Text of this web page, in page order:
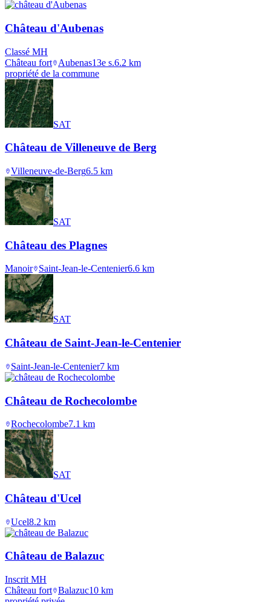
Château d'Aubenas
Classé MH
Château fort
Aubenas13e s.6.2 km
propriété de la commune
SAT
Château de Villeneuve de Berg
Villeneuve-de-Berg6.5 km
SAT
Château des Plagnes
Manoir Saint-Jean-le-Centenier6.6 km
SAT
Château de Saint-Jean-le-Centenier
Saint-Jean-le-Centenier7 km
Château de Rochecolombe
Rochecolombe7.1 km
SAT
Château d'Ucel
Ucel8.2 km
Château de Balazuc
Inscrit MH
Château fort Balazuc10 km